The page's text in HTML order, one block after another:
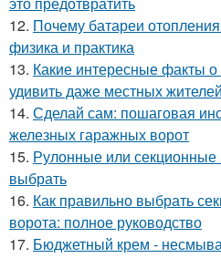
12. Почему батареи
физика и практика
13. Какие интересные факты о
удивить даже местных жителей
14. Сделай сам: пошаговая
железных гаражных ворот
15. Рулонные или секционные
выбрать
16. Как правильно выбрать
ворота: полное руководство
17. Бюджетный крем -